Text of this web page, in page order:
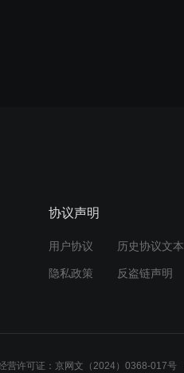
协议声明
用户协议 历史协议文本
隐私政策 反盗链声明
营许可证：京网文（2024）0368-017号